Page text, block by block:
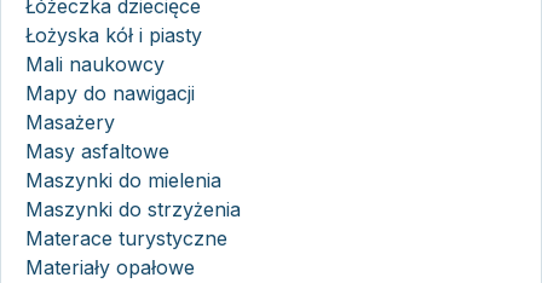
Łóżeczka dziecięce
Łożyska kół i piasty
Mali naukowcy
Mapy do nawigacji
Masażery
Masy asfaltowe
Maszynki do mielenia
Maszynki do strzyżenia
Materace turystyczne
Materiały opałowe